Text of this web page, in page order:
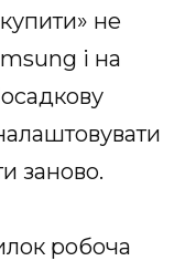
не
і на
заново.
робоча